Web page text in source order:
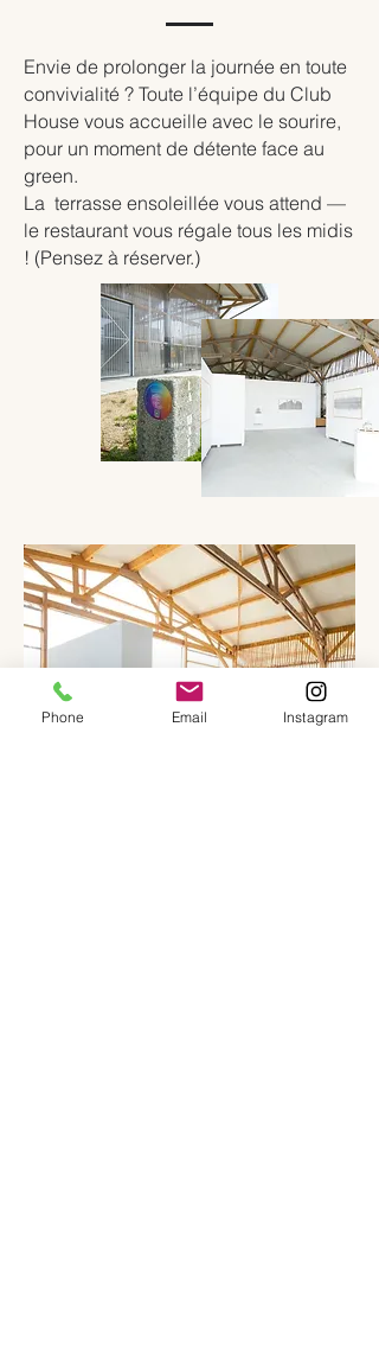
Envie de prolonger la journée en toute
convivialité ? Toute l’équipe du Club
House vous accueille avec le sourire,
pour un moment de détente face au
green.
La terrasse ensoleillée vous attend —
le restaurant vous régale tous les midis
! (Pensez à réserver.)
Phone Email Instagram